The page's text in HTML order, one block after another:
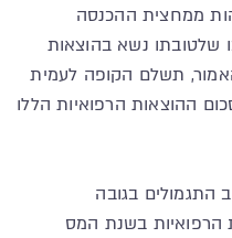
ממחצית ההכנסה
שלטובתו נשא בהוצאות
תשלם הקופה לעמית
ההוצאות הרפואיות הללו
התגמולים בגובה
הרפואיות בשנת המס